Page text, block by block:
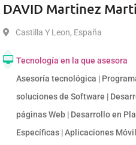
DAVID Martinez
Castilla Y Leon, España
Tecnología en la que asesora
Asesoría tecnológica |
soluciones de Software |
páginas Web | Desarrollo en
Específicas | Aplicaciones